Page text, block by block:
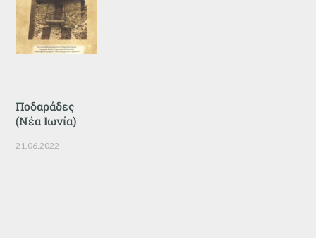
Ποδαράδες
(Νέα Ιωνία)
21.06.2022